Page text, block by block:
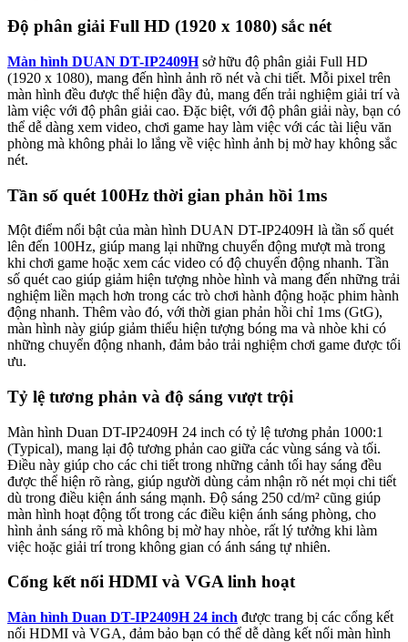
Độ phân giải Full HD (1920 x 1080) sắc nét
Màn hình DUAN DT-IP2409Hsở hữu độ phân giải Full HD
(1920 x 1080), mang đến hình ảnh rõ nét và chi tiết. Mỗi pixel trên
màn hình đều được thể hiện đầy đủ, mang đến trải nghiệm giải trí và
làm việc với độ phân giải cao. Đặc biệt, với độ phân giải này, bạn có
thể dễ dàng xem video, chơi game hay làm việc với các tài liệu văn
phòng mà không phải lo lắng về việc hình ảnh bị mờ hay không sắc
nét.
Tần số quét 100Hz thời gian phản hồi 1ms
Một điểm nổi bật của màn hình DUAN DT-IP2409H là tần số quét
lên đến 100Hz, giúp mang lại những chuyển động mượt mà trong
khi chơi game hoặc xem các video có độ chuyển động nhanh. Tần
số quét cao giúp giảm hiện tượng nhòe hình và mang đến những trải
nghiệm liền mạch hơn trong các trò chơi hành động hoặc phim hành
động nhanh. Thêm vào đó, với thời gian phản hồi chỉ 1ms (GtG),
màn hình này giúp giảm thiểu hiện tượng bóng ma và nhòe khi có
những chuyển động nhanh, đảm bảo trải nghiệm chơi game được tối
ưu.
Tỷ lệ tương phản và độ sáng vượt trội
Màn hình Duan DT-IP2409H 24 inch có tỷ lệ tương phản 1000:1
(Typical), mang lại độ tương phản cao giữa các vùng sáng và tối.
Điều này giúp cho các chi tiết trong những cảnh tối hay sáng đều
được thể hiện rõ ràng, giúp người dùng cảm nhận rõ nét mọi chi tiết
dù trong điều kiện ánh sáng mạnh. Độ sáng 250 cd/m² cũng giúp
màn hình hoạt động tốt trong các điều kiện ánh sáng phòng, cho
hình ảnh sáng rõ mà không bị mờ hay nhòe, rất lý tưởng khi làm
việc hoặc giải trí trong không gian có ánh sáng tự nhiên.
Cổng kết nối HDMI và VGA linh hoạt
Màn hình Duan DT-IP2409H 24 inch được trang bị các cổng kết
nối HDMI và VGA, đảm bảo bạn có thể dễ dàng kết nối màn hình